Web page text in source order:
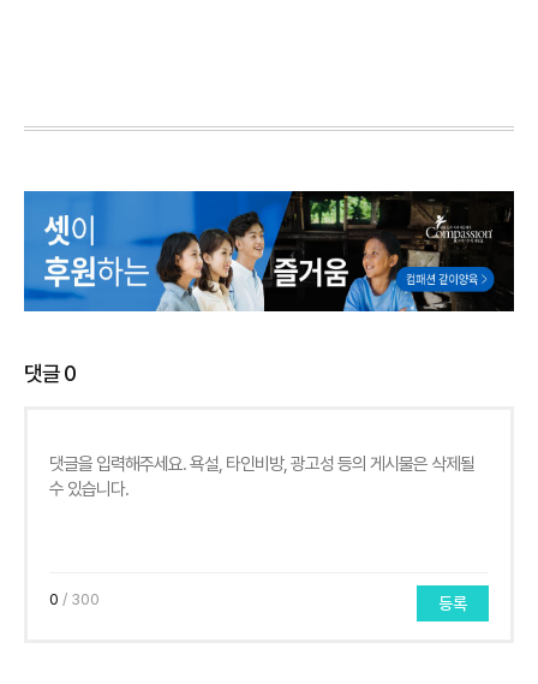
댓글0
0 / 300 등록